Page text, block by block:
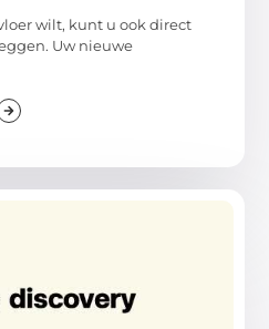
wilt, kunt u ook direct
Uw nieuwe